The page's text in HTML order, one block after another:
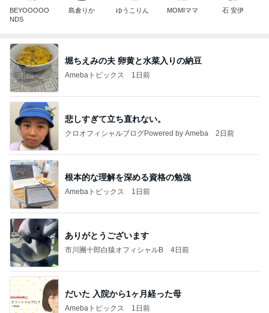
BEYOOOOO
NDS
島倉りか ゆうこりん MOMIママ 石 安伊
堀ちえみの夫 卵黄と水菜入りの納豆
Amebaトピックス 1日前
悲しすぎて立ち直れない。
クロオフィシャルブログPowered by Ameba 2日前
根本的な理解を深める資格の勉強
Amebaトピックス 1日前
ありがとうございます
市川團十郎白猿オフィシャルB 4日前
だいた 入院から1ヶ月経った母
Amebaトピックス 1日前